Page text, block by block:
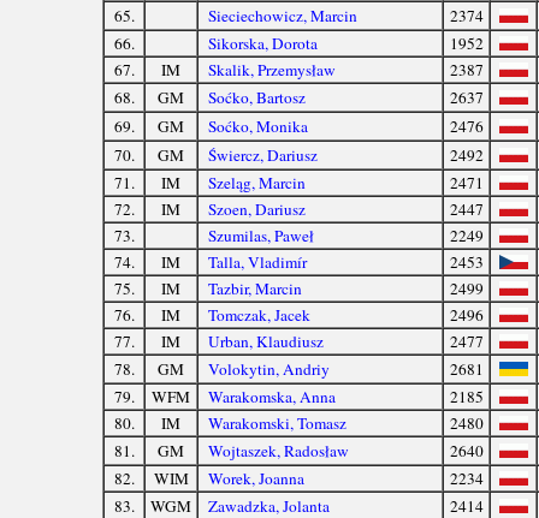
65.
Sieciechowicz, Marcin
2374
66.
Sikorska, Dorota
1952
67.
IM Skalik, Przemysław
2387
68.
GM Soćko, Bartosz
2637
69.
GM Soćko, Monika
2476
70.
GM Świercz, Dariusz
2492
71.
IM Szeląg, Marcin
2471
72.
IM Szoen, Dariusz
2447
73.
Szumilas, Paweł
2249
74.
IM Talla, Vladimír
2453
75.
IM Tazbir, Marcin
2499
76.
IM Tomczak, Jacek
2496
77.
IM Urban, Klaudiusz
2477
78.
GM Volokytin, Andriy
2681
79.
WFM Warakomska, Anna
2185
80.
IM Warakomski, Tomasz
2480
81.
GM Wojtaszek, Radosław
2640
82.
WIM Worek, Joanna
2234
83.
WGM Zawadzka, Jolanta
2414